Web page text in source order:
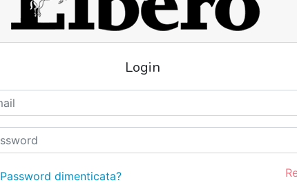
Login
Password dimenticata?